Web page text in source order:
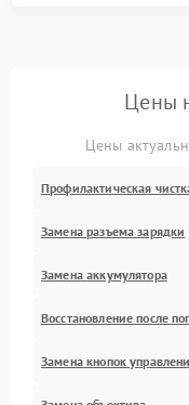
Цены
Цены
Профилактическая
Замена разъема зарядки
Замена аккумулятора
Восстановление после
Замена кнопок